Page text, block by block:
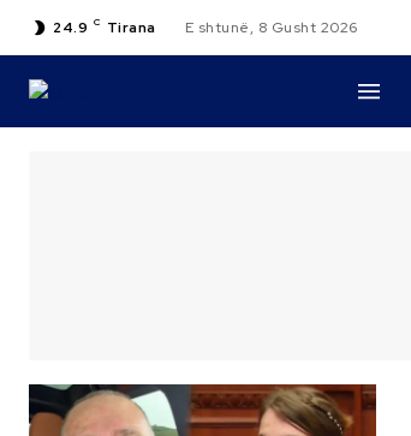
24.9 C Tirana E shtunë, 8 Gusht 2026